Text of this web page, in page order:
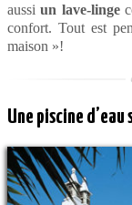
aussiun lave-linge
confort. Tout est
maison »!
Une piscine